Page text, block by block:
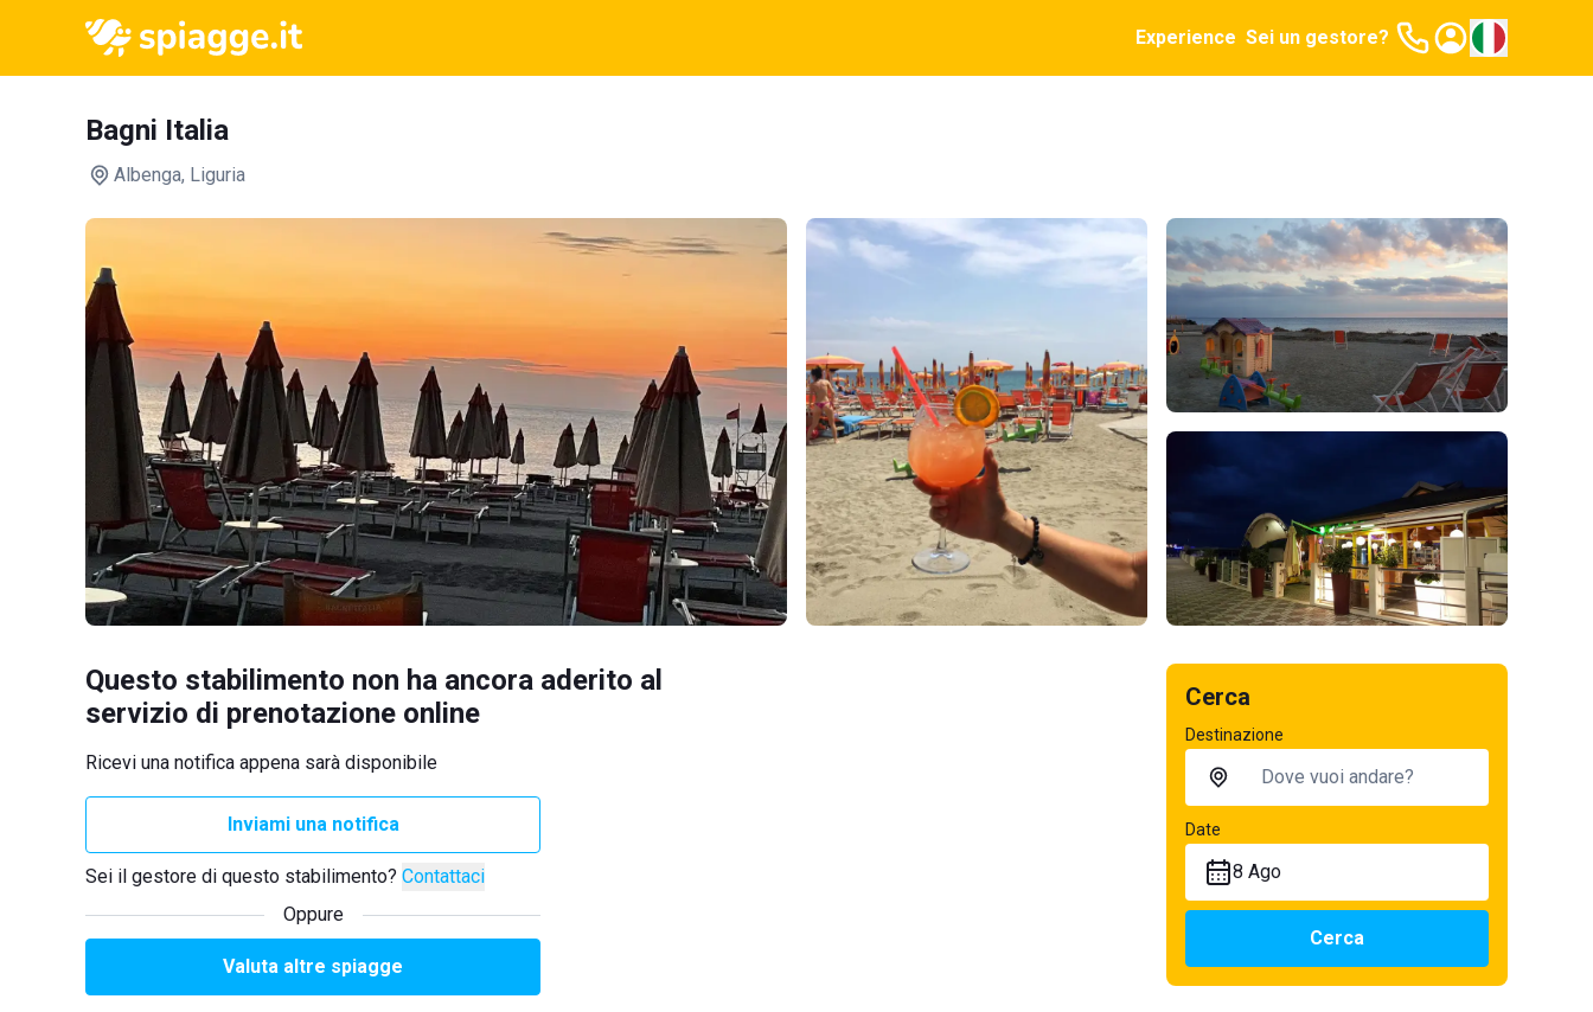
Experience Sei un gestore?
Bagni Italia
Albenga, Liguria
Questo stabilimento non ha ancora aderito al
servizio di prenotazione online
Ricevi una notifica appena sarà disponibile
Inviami una notifica
Sei il gestore di questo stabilimento? Contattaci
Oppure
Valuta altre spiagge
Cerca
Destinazione
Date
8 Ago
Cerca